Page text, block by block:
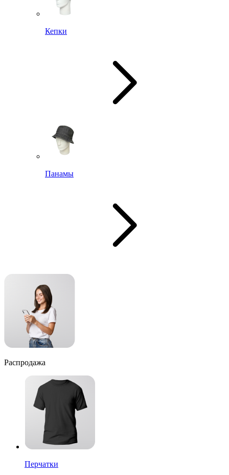
Кепки
Панамы
Распродажа
Перчатки